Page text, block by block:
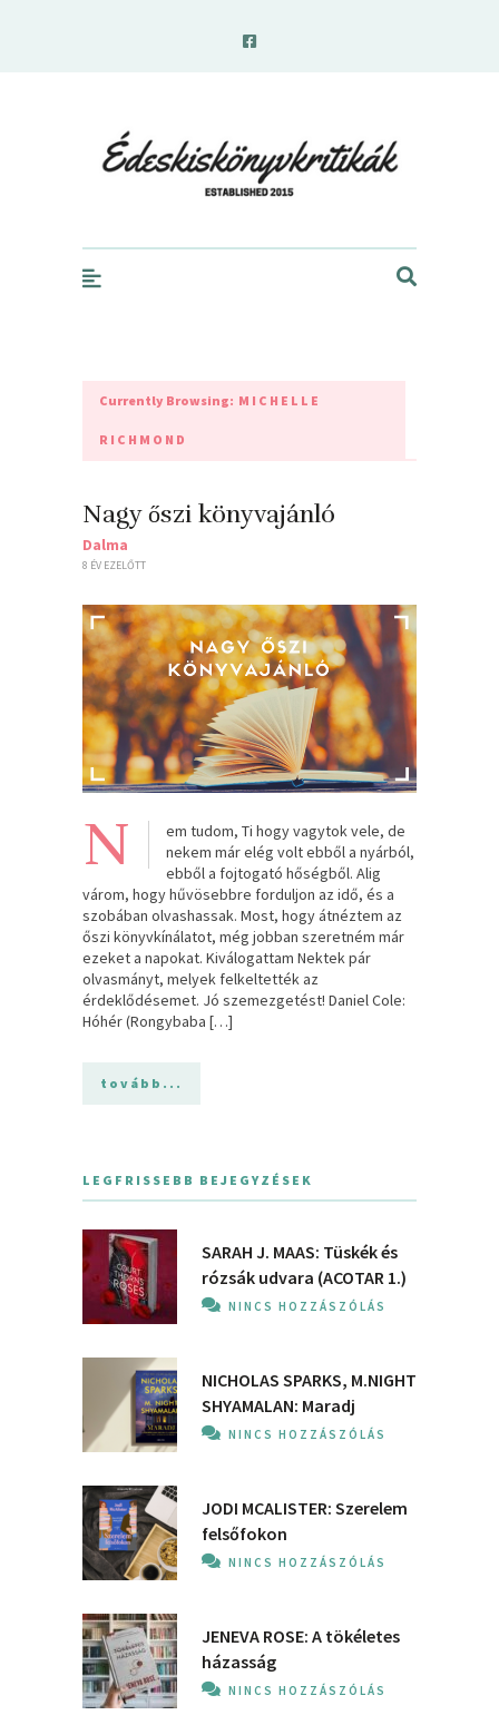
Currently Browsing: MICHELLE
RICHMOND
Nagy őszi könyvajánló
Dalma
8 ÉV EZELŐTT
N
em tudom, Ti hogy vagytok vele, de
nekem már elég volt ebből a nyárból,
ebből a fojtogató hőségből. Alig
várom, hogy hűvösebbre forduljon az idő, és a
szobában olvashassak. Most, hogy átnéztem az
őszi könyvkínálatot, még jobban szeretném már
ezeket a napokat. Kiválogattam Nektek pár
olvasmányt, melyek felkeltették az
érdeklődésemet. Jó szemezgetést! Daniel Cole:
Hóhér (Rongybaba […]
tovább...
LEGFRISSEBB BEJEGYZÉSEK
SARAH J. MAAS: Tüskék és
rózsák udvara (ACOTAR 1.)
NINCS HOZZÁSZÓLÁS
NICHOLAS SPARKS, M.NIGHT
SHYAMALAN: Maradj
NINCS HOZZÁSZÓLÁS
JODI MCALISTER: Szerelem
felsőfokon
NINCS HOZZÁSZÓLÁS
JENEVA ROSE: A ​tökéletes
házasság
NINCS HOZZÁSZÓLÁS